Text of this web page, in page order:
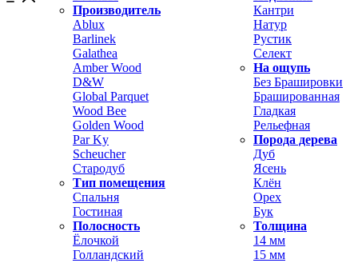
Производитель
Ablux
Barlinek
Galathea
Amber Wood
D&W
Global Parquet
Wood Bee
Golden Wood
Par Ky
Scheucher
Стародуб
Тип помещения
Спальня
Гостиная
Полосность
Ёлочкой
Голландский
Кантри
Натур
Рустик
Селект
На ощупь
Без Брашировки
Брашированная
Гладкая
Рельефная
Порода дерева
Дуб
Ясень
Клён
Орех
Бук
Толщина
14 мм
15 мм